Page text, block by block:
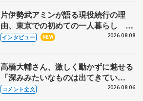
片伊勢武アミンが語る現役続行の理
由、東京での初めての一人暮らし 注
目スケーターの「今」に迫る
インタビュー NEW 2026.08.08
高橋大輔さん、激しく動かずに魅せる
「深みみたいなものは出てきてい
る？」 〝兄さん〟と慕うレジェンド
コメント全文 2026.08.06